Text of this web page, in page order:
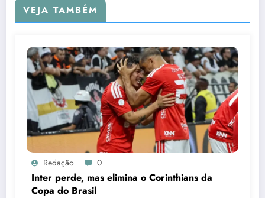
VEJA TAMBÉM
Redação 0
Inter perde, mas elimina o Corinthians da
Copa do Brasil